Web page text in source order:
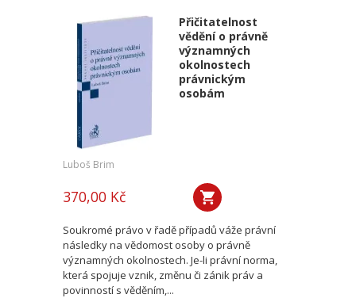
Přičitatelnost
vědění o právně
významných
okolnostech
právnickým
osobám
Luboš Brim
370,00 Kč
Soukromé právo v řadě případů váže právní
následky na vědomost osoby o právně
významných okolnostech. Je-li právní norma,
která spojuje vznik, změnu či zánik práv a
povinností s věděním,...